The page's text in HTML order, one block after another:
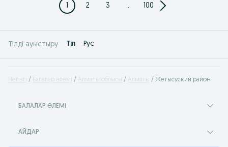
1 2 3 ... 100
Тілді ауыстыру Tіл Рус
Негізгі Балалар әлемі Алматы облысы Алматы Жетысуский район
БАЛАЛАР ӘЛЕМІ
АЙДАР